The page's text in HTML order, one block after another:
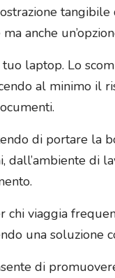
anche
laptop. Lo
al minimo il
di portare la
di
viaggia
una soluzione
di